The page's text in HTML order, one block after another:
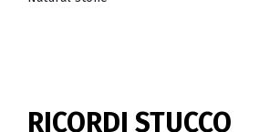
RICORDI STUCCO